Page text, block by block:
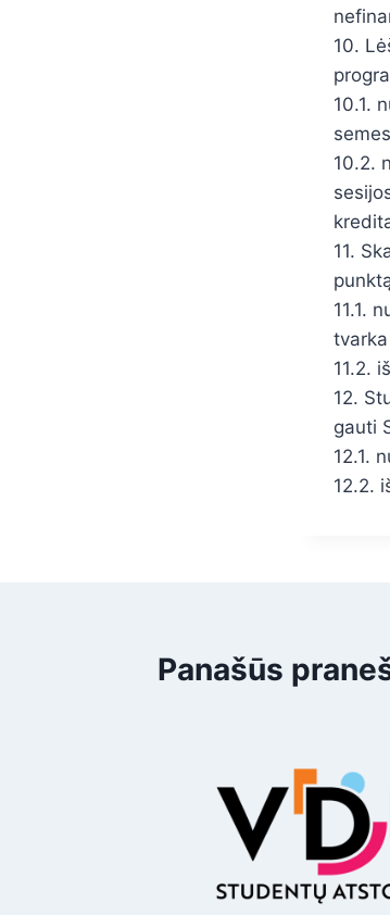
10.
10.1.
10.2.
11.
11.1.
11.2.
12.
gauti
12.1.
12.2.
Panašūs